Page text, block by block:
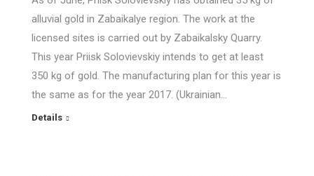
alluvial gold in Zabaikalye region. The work at the
licensed sites is carried out by Zabaikalsky Quarry.
This year Priisk Solovievskiy intends to get at least
350 kg of gold. The manufacturing plan for this year is
the same as for the year 2017. (Ukrainian…
Details